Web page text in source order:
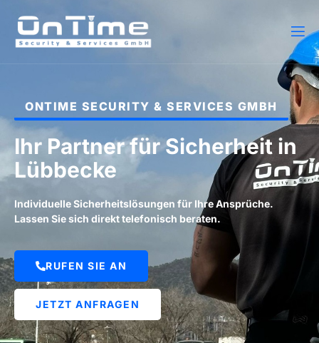
ONTIME SECURITY & SERVICES GMBH
Ihr Partner für Sicherheit in
Lübbecke
Individuelle Sicherheitslösungen für Ihre Ansprüche.
Lassen Sie sich direkt telefonisch beraten.
RUFEN SIE AN
JETZT ANFRAGEN